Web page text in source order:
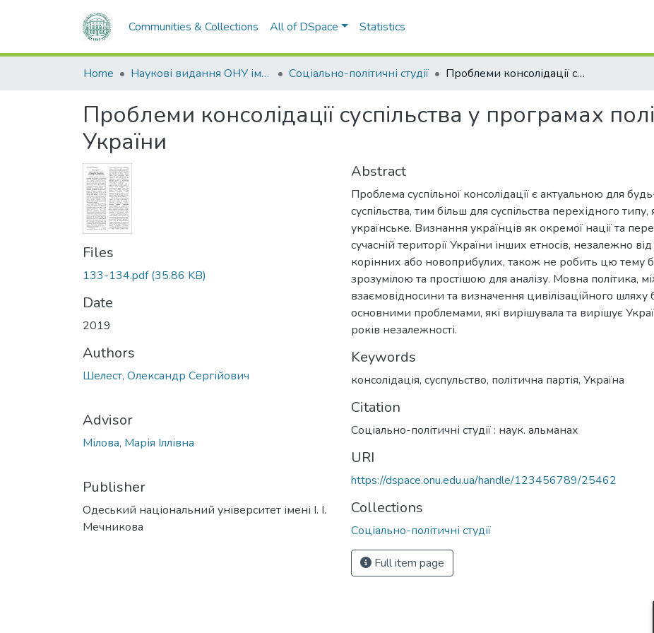
Communities & Collections All of DSpace Statistics
Home Наукові видання ОНУ імені І. І. Мечникова Соціально-політичні студії Проблеми консолідації суспільства у програмах політичних партій України
Проблеми консолідації суспільства у програмах
України
Files
133-134.pdf(35.86 KB)
Date
2019
Authors
Шелест, Олександр Сергійович
Advisor
Мілова, Марія Іллівна
Publisher
Одеський національний університет імені І. І.
Мечникова
Abstract
Проблема суспільної консолідації є актуальною для
суспільства, тим більш для суспільства перехідного
українське. Визнання українців як окремої нації та
сучасній території України інших етносів, незалежно від
корінних або новоприбулих, також не робить цю тему
зрозумілою та простішою для аналізу. Мовна політика,
взаємовідносини та визначення цивілізаційного шляху
основними проблемами, які вирішувала та вирішує
років незалежності.
Keywords
консолідація, суспульство, політична партія, Україна
Citation
Соціально-політичні студії : наук. альманах
URI
https://dspace.onu.edu.ua/handle/123456789/25462
Collections
Соціально-політичні студії
Full item page